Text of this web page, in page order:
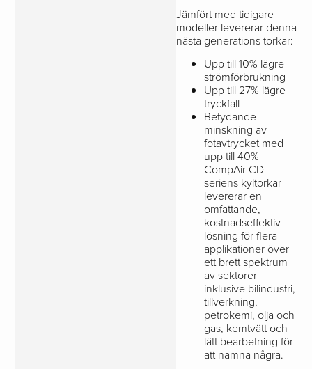
Jämfört med tidigare
modeller levererar denna
nästa generations torkar:
Upp till 10% lägre
strömförbrukning
Upp till 27% lägre
tryckfall
Betydande
minskning av
fotavtrycket med
upp till 40%
CompAir CD-
seriens kyltorkar
levererar en
omfattande,
kostnadseffektiv
lösning för flera
applikationer över
ett brett spektrum
av sektorer
inklusive bilindustri,
tillverkning,
petrokemi, olja och
gas, kemtvätt och
lätt bearbetning för
att nämna några.